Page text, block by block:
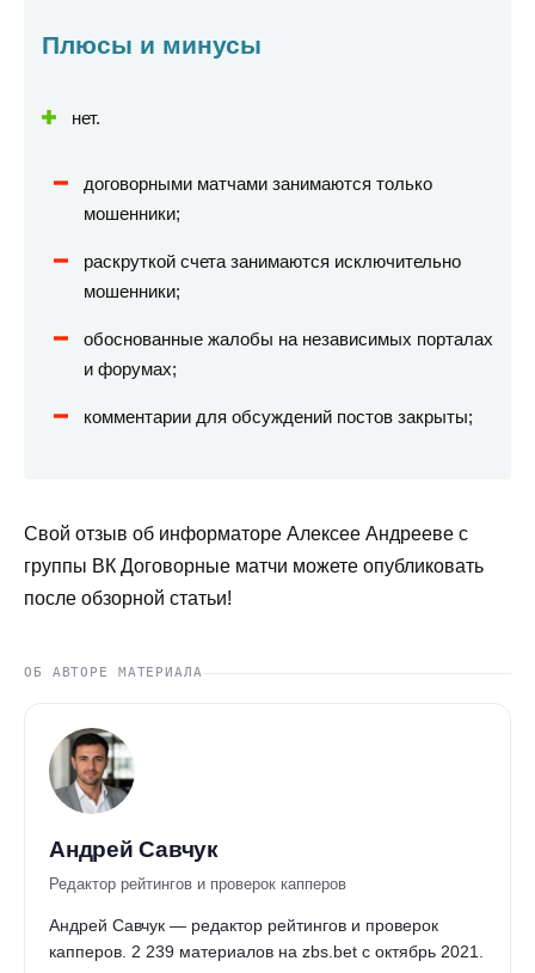
Плюсы и минусы
нет.
договорными матчами занимаются только
мошенники;
раскруткой счета занимаются исключительно
мошенники;
обоснованные жалобы на независимых порталах
и форумах;
комментарии для обсуждений постов закрыты;
Свой отзыв об информаторе Алексее Андрееве с
группы ВК Договорные матчи можете опубликовать
после обзорной статьи!
ОБ АВТОРЕ МАТЕРИАЛА
Андрей Савчук
Редактор рейтингов и проверок капперов
Андрей Савчук — редактор рейтингов и проверок
капперов. 2 239 материалов на zbs.bet с октябрь 2021.